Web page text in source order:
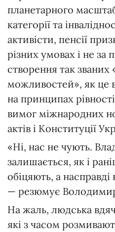
планетарного
категорії та
активісти, пенсії
різних умовах і не за
створення так званих
можливостей», як це
на принципах
вимог міжнародних
актів і Конституції
«Ні, нас не чують.
залишається, як і
обіцяють, а насправді
— резюмує
На жаль, людська
які з часом